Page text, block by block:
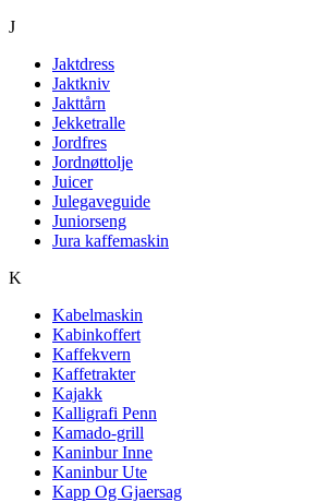
J
Jaktdress
Jaktkniv
Jakttårn
Jekketralle
Jordfres
Jordnøttolje
Juicer
Julegaveguide
Juniorseng
Jura kaffemaskin
K
Kabelmaskin
Kabinkoffert
Kaffekvern
Kaffetrakter
Kajakk
Kalligrafi Penn
Kamado-grill
Kaninbur Inne
Kaninbur Ute
Kapp Og Gjaersag